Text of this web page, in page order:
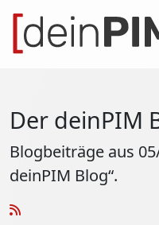
Der deinPIM
Blogbeiträge aus
deinPIM Blog“.